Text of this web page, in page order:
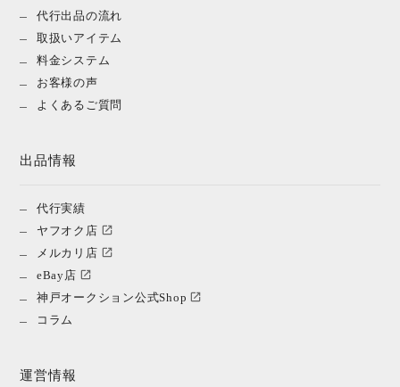
代行出品の流れ
取扱いアイテム
料金システム
お客様の声
よくあるご質問
出品情報
代行実績
ヤフオク店
メルカリ店
eBay店
神戸オークション公式Shop
コラム
運営情報